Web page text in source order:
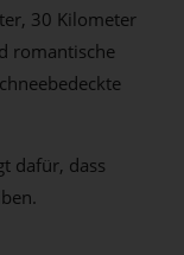
30 Kilometer
romantische
dafür, dass